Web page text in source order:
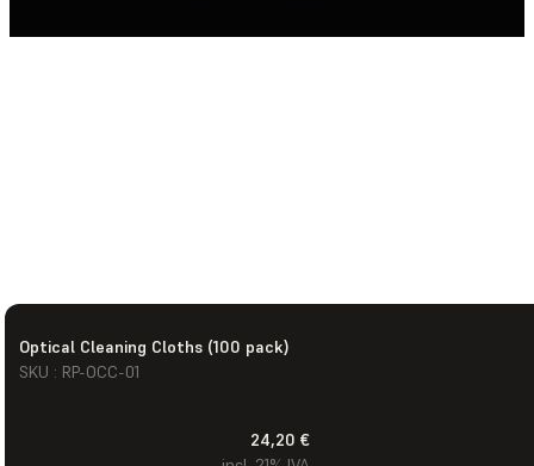
Optical Cleaning Cloths (100 pack)
SKU : RP-OCC-01
24,20 €